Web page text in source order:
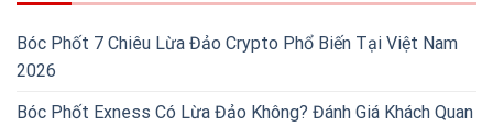
Bóc Phốt 7 Chiêu Lừa Đảo Crypto Phổ Biến Tại Việt Nam
2026
Bóc Phốt Exness Có Lừa Đảo Không? Đánh Giá Khách Quan